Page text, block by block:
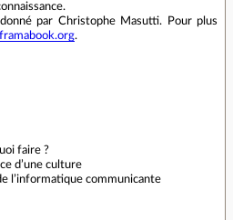
par Christophe Masutti. Pour plus
.
faire ?
d’une culture
l’informatique communicante